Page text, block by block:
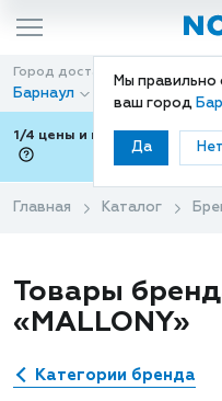
Мы
ваш город
Да
Город доставки
Барнаул
1/4 цены и покупки ваши с
Главная Каталог
Товары
«MALLONY»
Категории бренда